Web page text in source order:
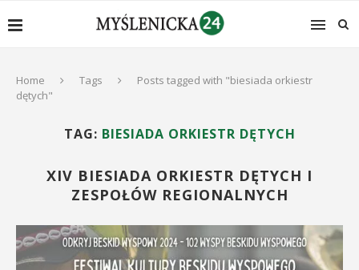
Home Tags
Posts tagged with "biesiada orkiestr
dętych"
TAG: BIESIADA ORKIESTR DĘTYCH
XIV BIESIADA ORKIESTR DĘTYCH I
ZESPOŁÓW REGIONALNYCH